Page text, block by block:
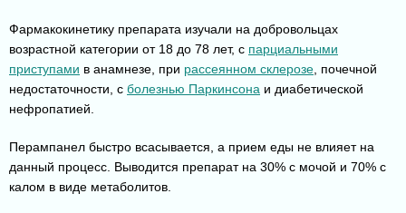
Фармакокинетику препарата изучали на добровольцах
возрастной категории от 18 до 78 лет, с парциальными
приступами в анамнезе, при рассеянном склерозе, почечной
недостаточности, с болезнью Паркинсона и диабетической
нефропатией.
Перампанел быстро всасывается, а прием еды не влияет на
данный процесс. Выводится препарат на 30% с мочой и 70% с
калом в виде метаболитов.